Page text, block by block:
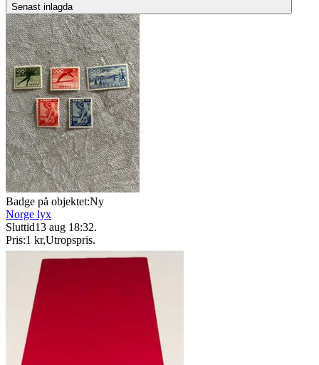
Senast inlagda
Badge på objektet:Ny
Norge lyx
Sluttid13 aug 18:32.
Pris:1 kr,Utropspris.